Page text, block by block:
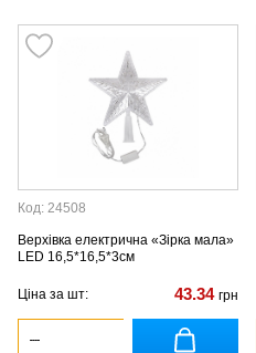
Код: 24508
Верхівка електрична «Зірка мала»
LED 16,5*16,5*3см
Ціна за шт: 43.34 грн